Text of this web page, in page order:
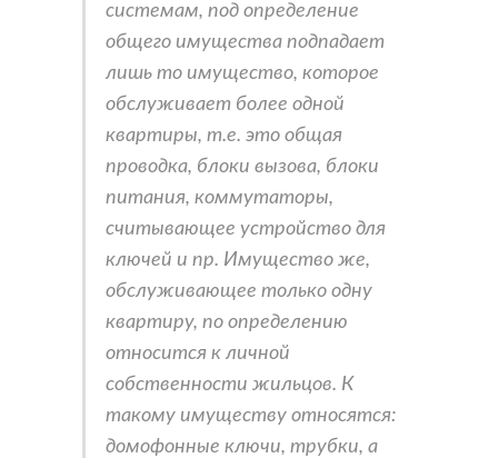
системам, под определение
общего имущества подпадает
лишь то имущество, которое
обслуживает более одной
квартиры, т.е. это общая
проводка, блоки вызова, блоки
питания, коммутаторы,
считывающее устройство для
ключей и пр. Имущество же,
обслуживающее только одну
квартиру, по определению
относится к личной
собственности жильцов. К
такому имуществу относятся:
домофонные ключи, трубки, а